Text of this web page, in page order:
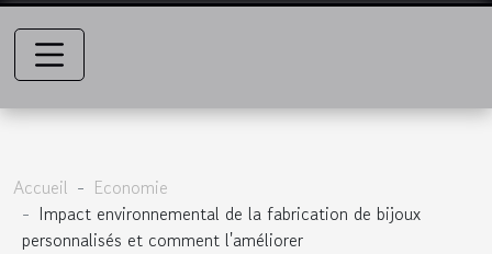
Accueil
Economie
Impact environnemental de la fabrication de bijoux
personnalisés et comment l'améliorer